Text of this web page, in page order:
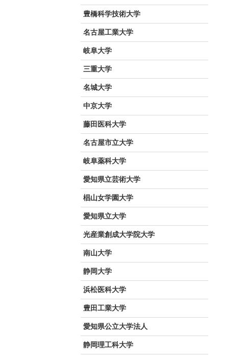
豊橋科学技術大学
名古屋工業大学
岐阜大学
三重大学
名城大学
中京大学
藤田医科大学
名古屋市立大学
岐阜薬科大学
愛知県立芸術大学
椙山女学園大学
愛知県立大学
光産業創成大学院大学
南山大学
静岡大学
浜松医科大学
豊田工業大学
愛知県公立大学法人
静岡理工科大学